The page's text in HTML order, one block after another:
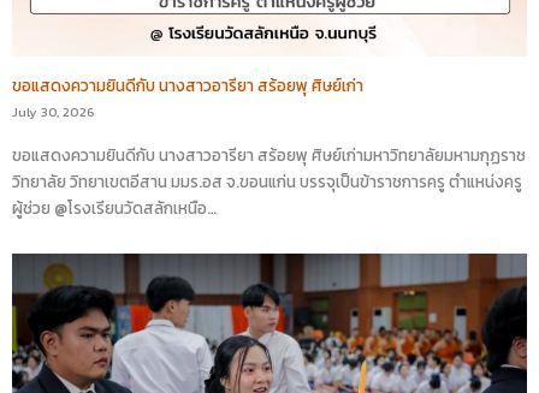
ขอแสดงความยินดีกับ นางสาวอารียา สร้อยพุ ศิษย์เก่า
July 30, 2026
ขอแสดงความยินดีกับ นางสาวอารียา สร้อยพุ ศิษย์เก่ามหาวิทยาลัยมหามกุฏราช
วิทยาลัย วิทยาเขตอีสาน มมร.อส จ.ขอนแก่น บรรจุเป็นข้าราชการครู ตำแหน่งครู
ผู้ช่วย @โรงเรียนวัดสลักเหนือ…